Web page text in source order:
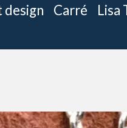
design
Carré Lisa